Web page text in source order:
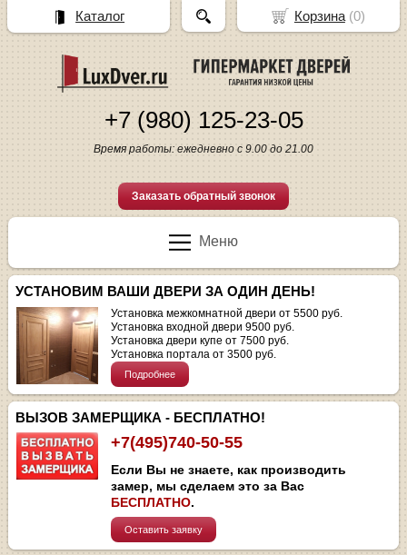
+7 (980) 125-23-05
Время работы: ежедневно с 9.00 до 21.00
Заказать обратный звонок
Меню
УСТАНОВИМ ВАШИ ДВЕРИ ЗА ОДИН ДЕНЬ!
Установка межкомнатной двери от 5500 руб.
Установка входной двери 9500 руб.
Установка двери купе от 7500 руб.
Установка портала от 3500 руб.
Подробнее
ВЫЗОВ ЗАМЕРЩИКА - БЕСПЛАТНО!
+7(495)740-50-55
Если Вы не знаете, как производить
замер, мы сделаем это за Вас
БЕСПЛАТНО.
Оставить заявку
Корзина(0)
Каталог